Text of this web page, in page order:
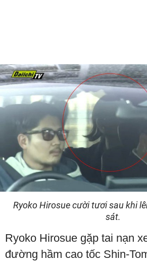
Ryoko Hirosue cười tươi sau khi
sát.
Ryoko Hirosue gặp tai nạn
đường hầm cao tốc Shin-